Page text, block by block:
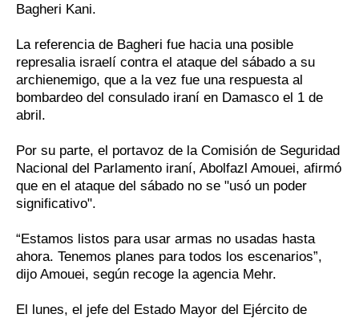
Bagheri Kani.
La referencia de Bagheri fue hacia una posible
represalia israelí contra el ataque del sábado a su
archienemigo, que a la vez fue una respuesta al
bombardeo del consulado iraní en Damasco el 1 de
abril.
Por su parte, el portavoz de la Comisión de Seguridad
Nacional del Parlamento iraní, Abolfazl Amouei, afirmó
que en el ataque del sábado no se "usó un poder
significativo".
“Estamos listos para usar armas no usadas hasta
ahora. Tenemos planes para todos los escenarios”,
dijo Amouei, según recoge la agencia Mehr.
El lunes, el jefe del Estado Mayor del Ejército de